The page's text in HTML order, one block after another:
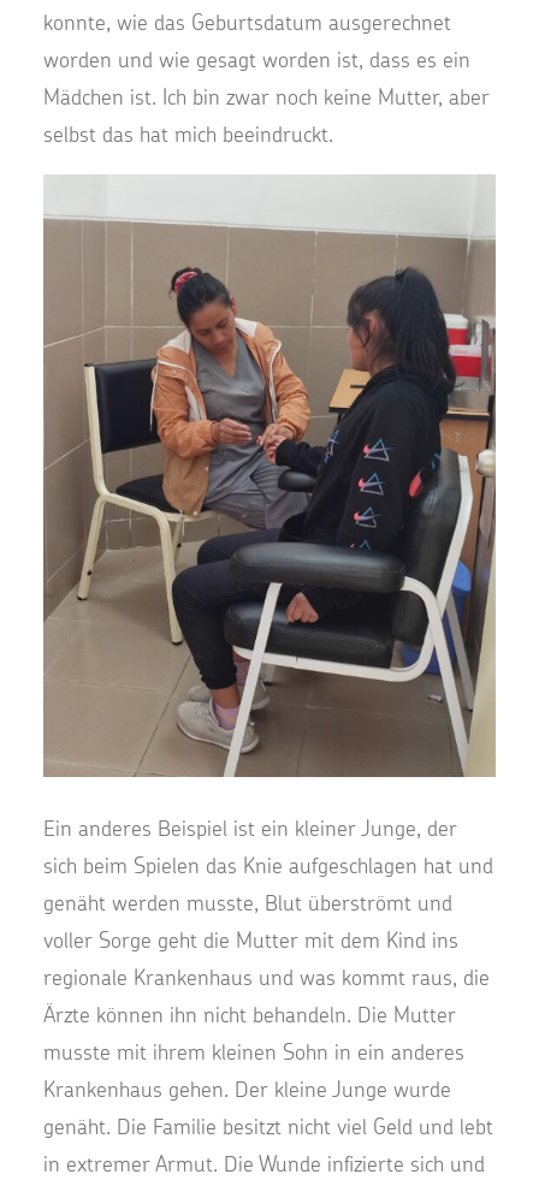
konnte, wie das Geburtsdatum ausgerechnet
worden und wie gesagt worden ist, dass es ein
Mädchen ist. Ich bin zwar noch keine Mutter, aber
selbst das hat mich beeindruckt.
Ein anderes Beispiel ist ein kleiner Junge, der
sich beim Spielen das Knie aufgeschlagen hat und
genäht werden musste, Blut überströmt und
voller Sorge geht die Mutter mit dem Kind ins
regionale Krankenhaus und was kommt raus, die
Ärzte können ihn nicht behandeln. Die Mutter
musste mit ihrem kleinen Sohn in ein anderes
Krankenhaus gehen. Der kleine Junge wurde
genäht. Die Familie besitzt nicht viel Geld und lebt
in extremer Armut. Die Wunde infizierte sich und